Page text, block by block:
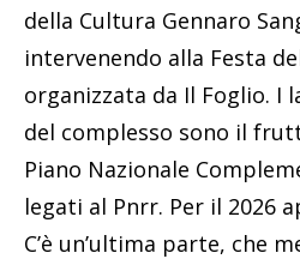
della Cultura Gennaro
intervenendo alla Festa
organizzata da Il Foglio. I
del complesso sono il
Piano Nazionale
legati al Pnrr. Per il 2026
C’è un’ultima parte, che